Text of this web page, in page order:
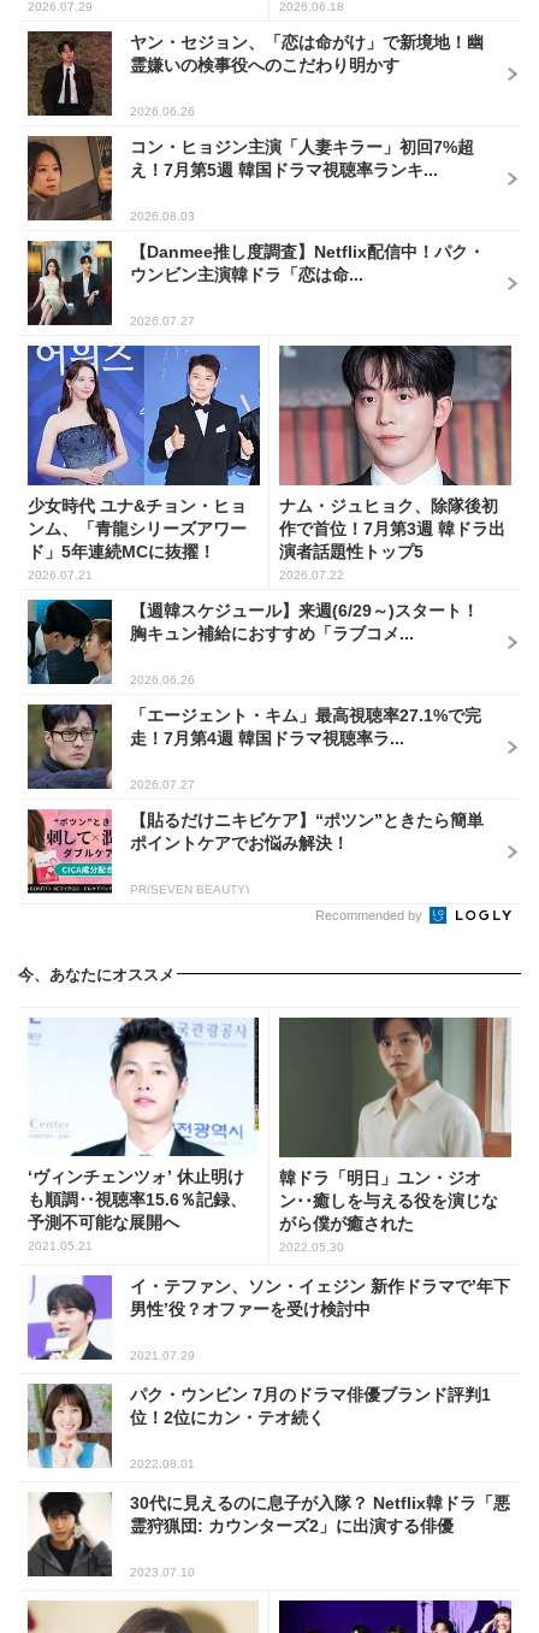
2026.07.29 2026.06.18
ヤン・セジョン、「恋は命がけ」で新境地！幽
霊嫌いの検事役へのこだわり明かす
2026.06.26
コン・ヒョジン主演「人妻キラー」初回7%超
え！7月第5週 韓国ドラマ視聴率ランキ...
2026.08.03
【Danmee推し度調査】Netflix配信中！パク・
ウンビン主演韓ドラ「恋は命...
2026.07.27
少女時代 ユナ&チョン・ヒョ
ンム、「青龍シリーズアワー
ド」5年連続MCに抜擢！
2026.07.21
ナム・ジュヒョク、除隊後初
作で首位！7月第3週 韓ドラ出
演者話題性トップ5
2026.07.22
【週韓スケジュール】来週(6/29～)スタート！
胸キュン補給におすすめ「ラブコメ...
2026.06.26
「エージェント・キム」最高視聴率27.1%で完
走！7月第4週 韓国ドラマ視聴率ラ...
2026.07.27
【貼るだけニキビケア】“ポツン”ときたら簡単
ポイントケアでお悩み解決！
PR(SEVEN BEAUTY)
Recommended by
今、あなたにオススメ
‘ヴィンチェンツォ’ 休止明け
も順調‥視聴率15.6％記録、
予測不可能な展開へ
2021.05.21
韓ドラ「明日」ユン・ジオ
ン･･癒しを与える役を演じな
がら僕が癒された
2022.05.30
イ・テファン、ソン・イェジン 新作ドラマで’年下
男性’役？オファーを受け検討中
2021.07.29
パク・ウンビン 7月のドラマ俳優ブランド評判1
位！2位にカン・テオ続く
2022.08.01
30代に見えるのに息子が入隊？ Netflix韓ドラ「悪
霊狩猟団: カウンターズ2」に出演する俳優
2023.07.10